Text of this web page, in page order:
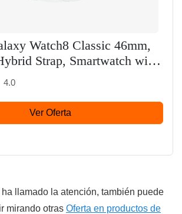
Watch8 Classic 46mm,
Strap, Smartwatch with
Design, 3 Years + 1 Year
4.0
Ver Oferta
llamado la atención, también puede
mirando otras Oferta en productos de